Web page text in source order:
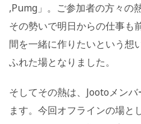
,Pumg」。ご参加者の方々の
その勢いで明日からの仕事も
間を一緒に作りたいという想
ふれた場となりました。
そしてその熱は、Jootoメン
ます。今回オフラインの場と